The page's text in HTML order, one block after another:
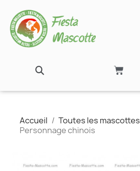
Accueil Toutes les mascottes
Personnage chinois